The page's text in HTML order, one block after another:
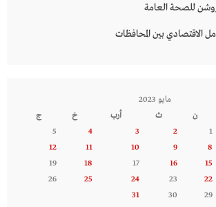
للصحة العامة
الاقتصادي بين المحافظات
مايو 2023
ن ث أرب خ
ج
1
2
3
4
5
8
9
10
11
12
15
16
17
18
19
22
23
24
25
26
29
30
31